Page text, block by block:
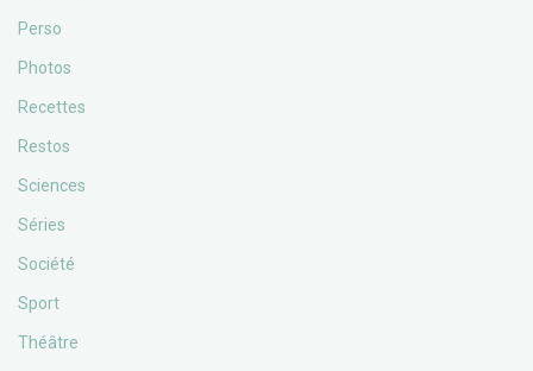
Perso
Photos
Recettes
Restos
Sciences
Séries
Société
Sport
Théâtre